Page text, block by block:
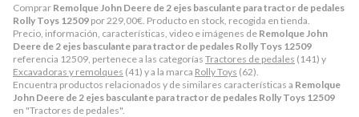
Comprar Remolque John Deere de 2 ejes basculante para tractor de pedales
Rolly Toys 12509 por 229,00€ . Producto en stock, recogida en tienda.
Precio, información, características, video e imágenes de Remolque John
Deere de 2 ejes basculante para tractor de pedales Rolly Toys 12509
referencia 12509, pertenece a las categorías Tractores de pedales (141) y
Excavadoras y remolques (41) y a la marca Rolly Toys (62).
Encuentra productos relacionados y de similares características a Remolque
John Deere de 2 ejes basculante para tractor de pedales Rolly Toys 12509
en "Tractores de pedales".